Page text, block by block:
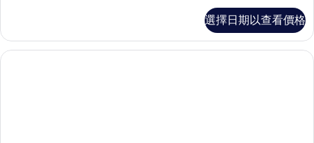
的
詳
情
選擇日期以查看價格